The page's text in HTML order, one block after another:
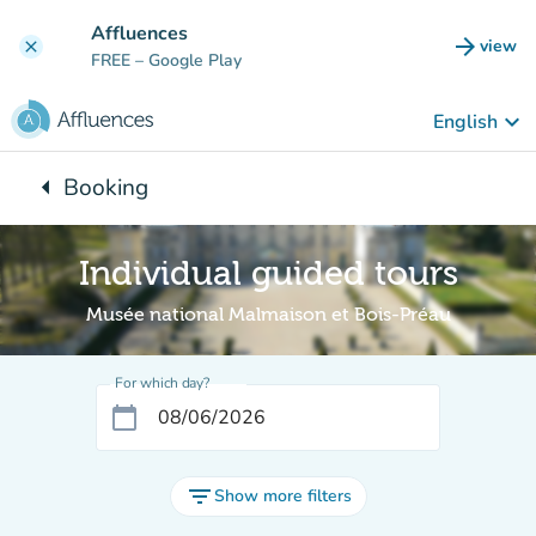
clear Affluences
FREE – Google Play arrow_forward view
(new
English keyboard_arrow_down
arrow_leftBack to:
Booking
Individual guided tours
Musée national Malmaison et Bois-Préau
For which day?
calendar_today
filter_listShow more filters